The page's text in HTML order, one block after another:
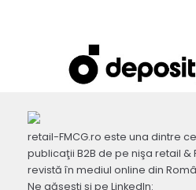
retail-FMCG.ro este una dintre
publicaţii B2B de pe nişa retail &
revistă în mediul online din
Ne găsești și pe LinkedIn: